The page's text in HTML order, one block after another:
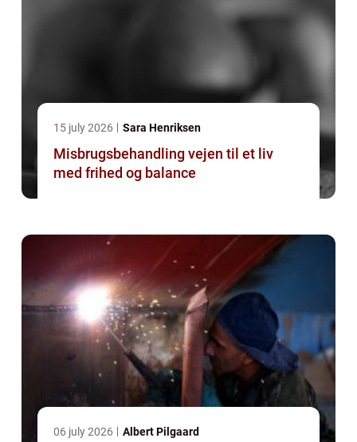
15 july 2026 Sara Henriksen
Misbrugsbehandling vejen til et liv
med frihed og balance
06 july 2026 Albert Pilgaard